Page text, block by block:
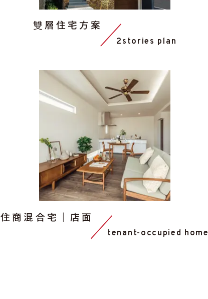
雙層住宅方案
2stories plan
住商混合宅｜店面
tenant-occupied home